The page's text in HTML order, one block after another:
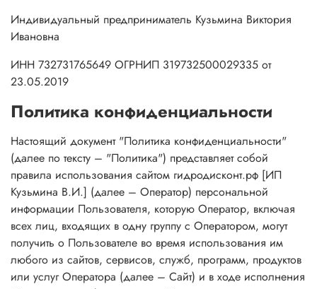
Индивидуальный предприниматель Кузьмина Виктория
Ивановна
ИНН 732731765649 ОГРНИП 319732500029335 от
23.05.2019
Политика конфиденциальности
Настоящий документ "Политика конфиденциальности"
(далее по тексту – "Политика") представляет собой
правила использования сайтом гидродисконт.рф [ИП
Кузьмина В.И.] (далее – Оператор) персональной
информации Пользователя, которую Оператор, включая
всех лиц, входящих в одну группу с Оператором, могут
получить о Пользователе во время использования им
любого из сайтов, сервисов, служб, программ, продуктов
или услуг Оператора (далее – Сайт) и в ходе исполнения